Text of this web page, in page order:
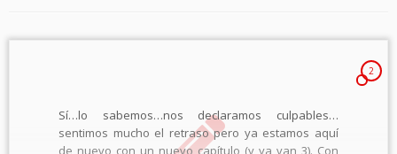
2
Sí…lo sabemos…nos declaramos culpables…
sentimos mucho el retraso pero ya estamos aquí
de nuevo con un nuevo capítulo (y ya van 3). Con